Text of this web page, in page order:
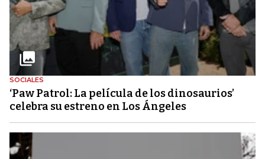
SOCIALES
‘Paw Patrol: La película de los dinosaurios’
celebra su estreno en Los Ángeles